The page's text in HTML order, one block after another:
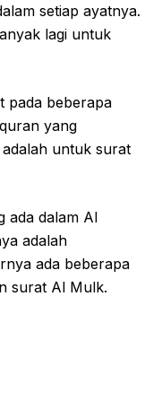
setiap ayatnya.
lagi untuk
pada beberapa
yang
untuk surat
ada dalam Al
adalah
ada beberapa
surat Al Mulk.